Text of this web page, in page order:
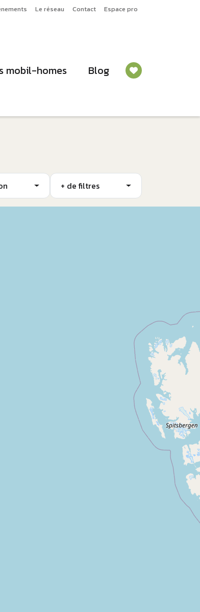
Le réseau Contact Espace pro
mobil-homes Blog
+ de filtres
Toutes les annonces